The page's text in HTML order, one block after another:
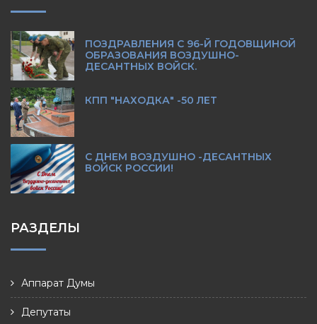
ПОЗДРАВЛЕНИЯ С 96-Й ГОДОВЩИНОЙ
ОБРАЗОВАНИЯ ВОЗДУШНО-
ДЕСАНТНЫХ ВОЙСК.
КПП "НАХОДКА" -50 ЛЕТ
С ДНЕМ ВОЗДУШНО -ДЕСАНТНЫХ
ВОЙСК РОССИИ!
РАЗДЕЛЫ
Аппарат Думы
Депутаты